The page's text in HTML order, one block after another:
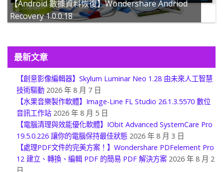
【Android 數據資料恢復】Wondershare Andriod
Recovery 1.0.0.18
最新文章
【創意影像編輯器】Skylum Luminar Neo 1.28 由未來人工智慧
技術驅動 2026 年 8 月 7 日
【水果音樂製作軟體】Image-Line FL Studio 26.1.3.5570 數位
音訊工作站 2026 年 8 月 5 日
【電腦清理與效能優化軟體】IObit Advanced SystemCare Pro
19.5.0.226 讓你的電腦保持最佳狀態
2026 年 8 月 3 日
【處理PDF文件的完美方案！】Wondershare PDFelement Pro
12 建立、轉換、編輯 PDF 的簡易 PDF 解決方案